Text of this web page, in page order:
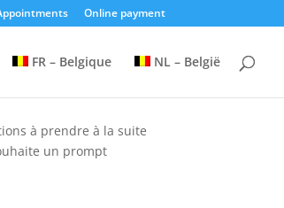
Online payment
FR – Belgique NL – België
à prendre à la suite
un prompt